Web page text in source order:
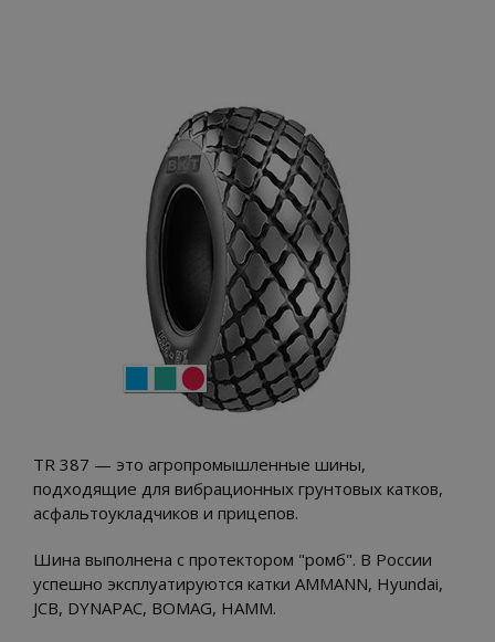
TR 387 — это агропромышленные шины,
подходящие для вибрационных грунтовых катков,
асфальтоукладчиков и прицепов.
Шина выполнена с протектором "ромб". В России
успешно эксплуатируются катки AMMANN, Hyundai,
JCB, DYNAPAC, BOMAG, HAMM.